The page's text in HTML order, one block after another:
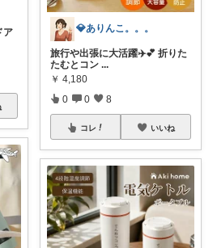
ア
💎ありんこ。。。
旅行や出張に大活躍✈️💕 折りた
たむとコン ...
￥ 4,180
0 0 8
コレ いいね